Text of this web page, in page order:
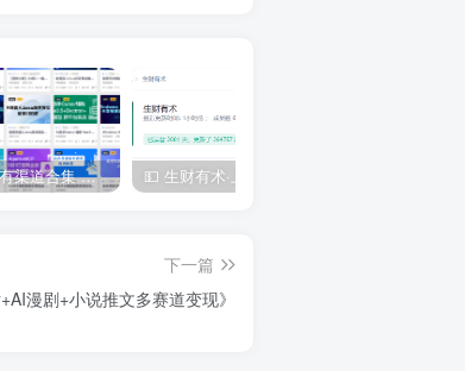
IT类所有渠道合集 持续日更，目前近四千多条资源 年费用户微信私信获取权限
下一篇
漫剧+小说推文多赛道变现》